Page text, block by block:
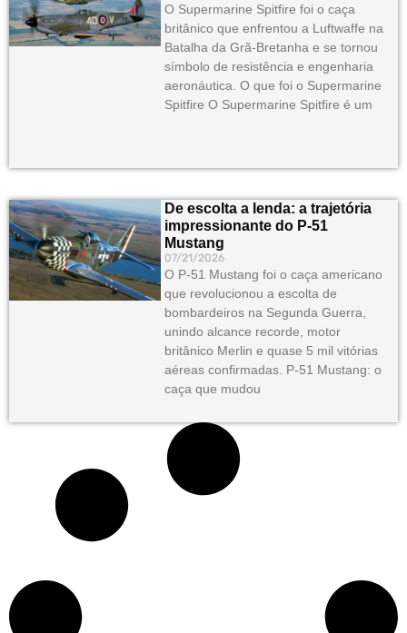
O Supermarine Spitfire foi o caça
britânico que enfrentou a Luftwaffe na
Batalha da Grã-Bretanha e se tornou
símbolo de resistência e engenharia
aeronáutica. O que foi o Supermarine
Spitfire O Supermarine Spitfire é um
De escolta a lenda: a trajetória
impressionante do P-51
Mustang
07/21/2026
O P-51 Mustang foi o caça americano
que revolucionou a escolta de
bombardeiros na Segunda Guerra,
unindo alcance recorde, motor
britânico Merlin e quase 5 mil vitórias
aéreas confirmadas. P-51 Mustang: o
caça que mudou